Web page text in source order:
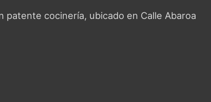
patente cocinería, ubicado en Calle Abaroa